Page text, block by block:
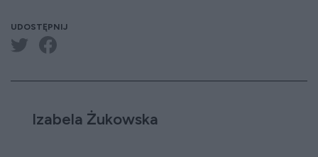
UDOSTĘPNIJ
Izabela Żukowska